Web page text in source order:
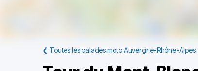
❮ Toutes les balades moto Auvergne-Rhône-Alpes